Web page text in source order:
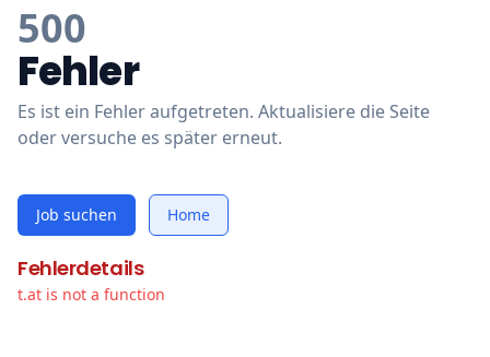
500
Fehler
Es ist ein Fehler aufgetreten. Aktualisiere die Seite
oder versuche es später erneut.
Job suchen Home
Fehlerdetails
t.at is not a function